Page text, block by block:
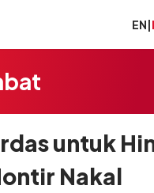
EN|
untuk
Nakal